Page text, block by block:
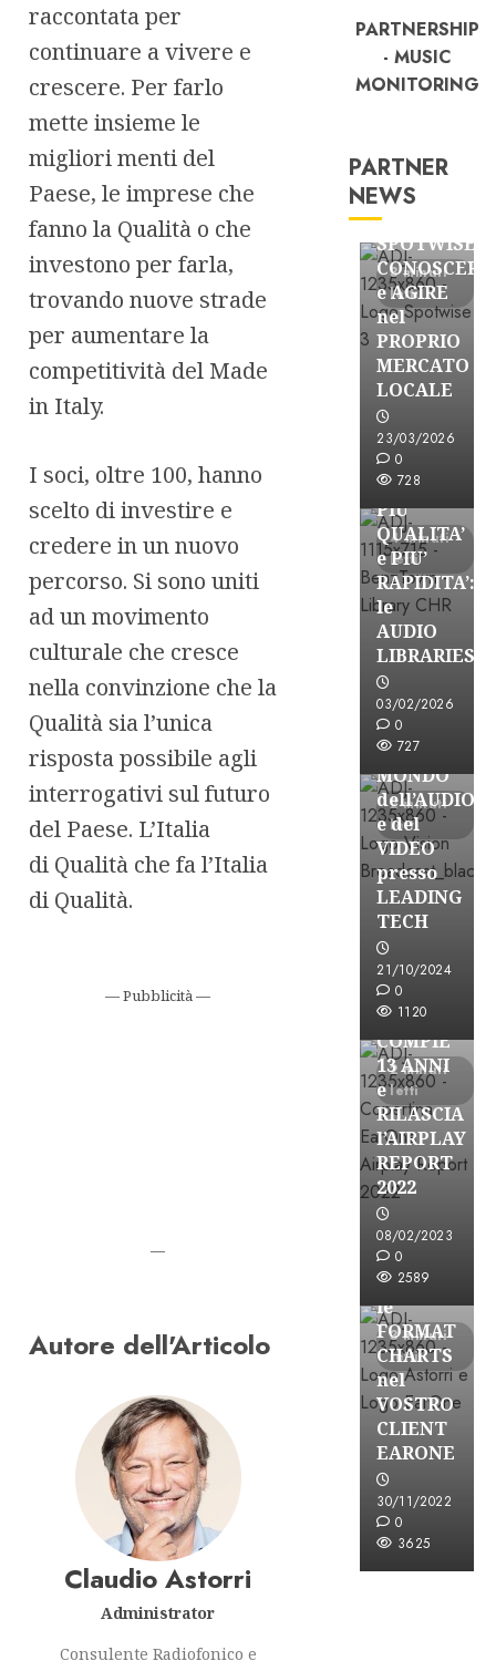
raccontata per
continuare a vivere e
crescere. Per farlo
mette insieme le
migliori menti del
Paese, le imprese che
fanno la Qualità o che
investono per farla,
trovando nuove strade
per aumentare la
competitività del Made
in Italy.
I soci, oltre 100, hanno
scelto di investire e
credere in un nuovo
percorso. Si sono uniti
ad un movimento
culturale che cresce
nella convinzione che la
Qualità sia l’unica
risposta possibile agli
interrogativi sul futuro
del Paese. L’Italia
di Qualità che fa l’Italia
di Qualità.
— Pubblicità —
—
Autore dell'Articolo
Claudio Astorri
Administrator
Consulente Radiofonico e
PARTNERSHIP
- MUSIC
MONITORING
PARTNER
NEWS
3 minuti
letti
FREE
SPOTWISE:
CONOSCERE
e AGIRE
nel
PROPRIO
MERCATO
LOCALE
23/03/2026
0
728
4 minuti
letti
FREE
Partnership
Per la
RADIO,
PIU’
QUALITA’
e PIU’
RAPIDITA’:
le
AUDIO
LIBRARIES
03/02/2026
0
727
2 minuti
letti
Partnership
VISION
BROADCAST,
ESPLORARE
il
MONDO
dell’AUDIO
e del
VIDEO
presso
LEADING
TECH
21/10/2024
0
1120
2 minuti
letti
Partnership
EARONE
COMPIE
13 ANNI
e
RILASCIA
l’AIRPLAY
REPORT
2022
08/02/2023
0
2589
3 minuti
letti
Partnership
le
FORMAT
CHARTS
nel
VOSTRO
CLIENT
EARONE
30/11/2022
0
3625